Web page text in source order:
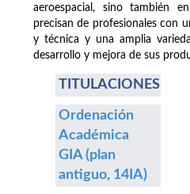
aeroespacial, sino también
precisan de profesionales con
y técnica y una amplia
desarrollo y mejora de sus
TITULACIONES
Ordenación
Académica
GIA (plan
antiguo, 14IA)